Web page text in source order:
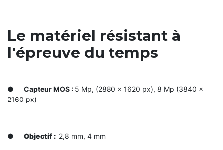
Le matériel résistant à
l'épreuve du temps
● Capteur MOS : 5 Mp, (2880 × 1620 px), 8 Mp (3840 ×
2160 px)
● Objectif : 2,8 mm, 4 mm